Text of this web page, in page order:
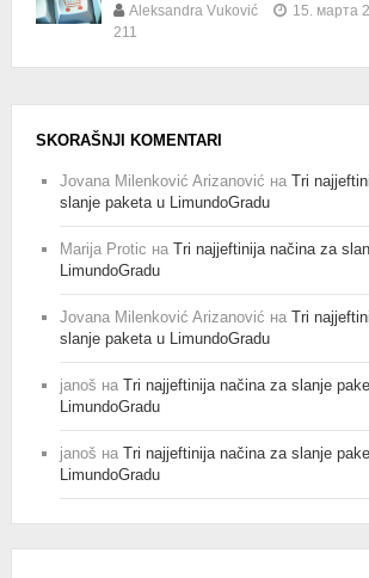
Aleksandra Vuković 15. марта
211
SKORAŠNJI KOMENTARI
Jovana Milenković Arizanović на Tri
slanje paketa u LimundoGradu
Marija Protic на Tri najjeftinija načina za
LimundoGradu
Jovana Milenković Arizanović на Tri
slanje paketa u LimundoGradu
janoš на Tri najjeftinija načina za slanje
LimundoGradu
janoš на Tri najjeftinija načina za slanje
LimundoGradu